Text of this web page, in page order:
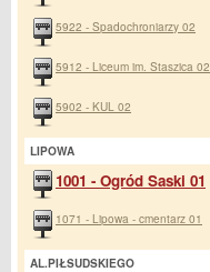
5922 - Spadochroniarzy 02
5912 - Liceum im. Staszica 02
5902 - KUL 02
LIPOWA
1001 - Ogród Saski 01
1071 - Lipowa - cmentarz 01
AL.PIŁSUDSKIEGO